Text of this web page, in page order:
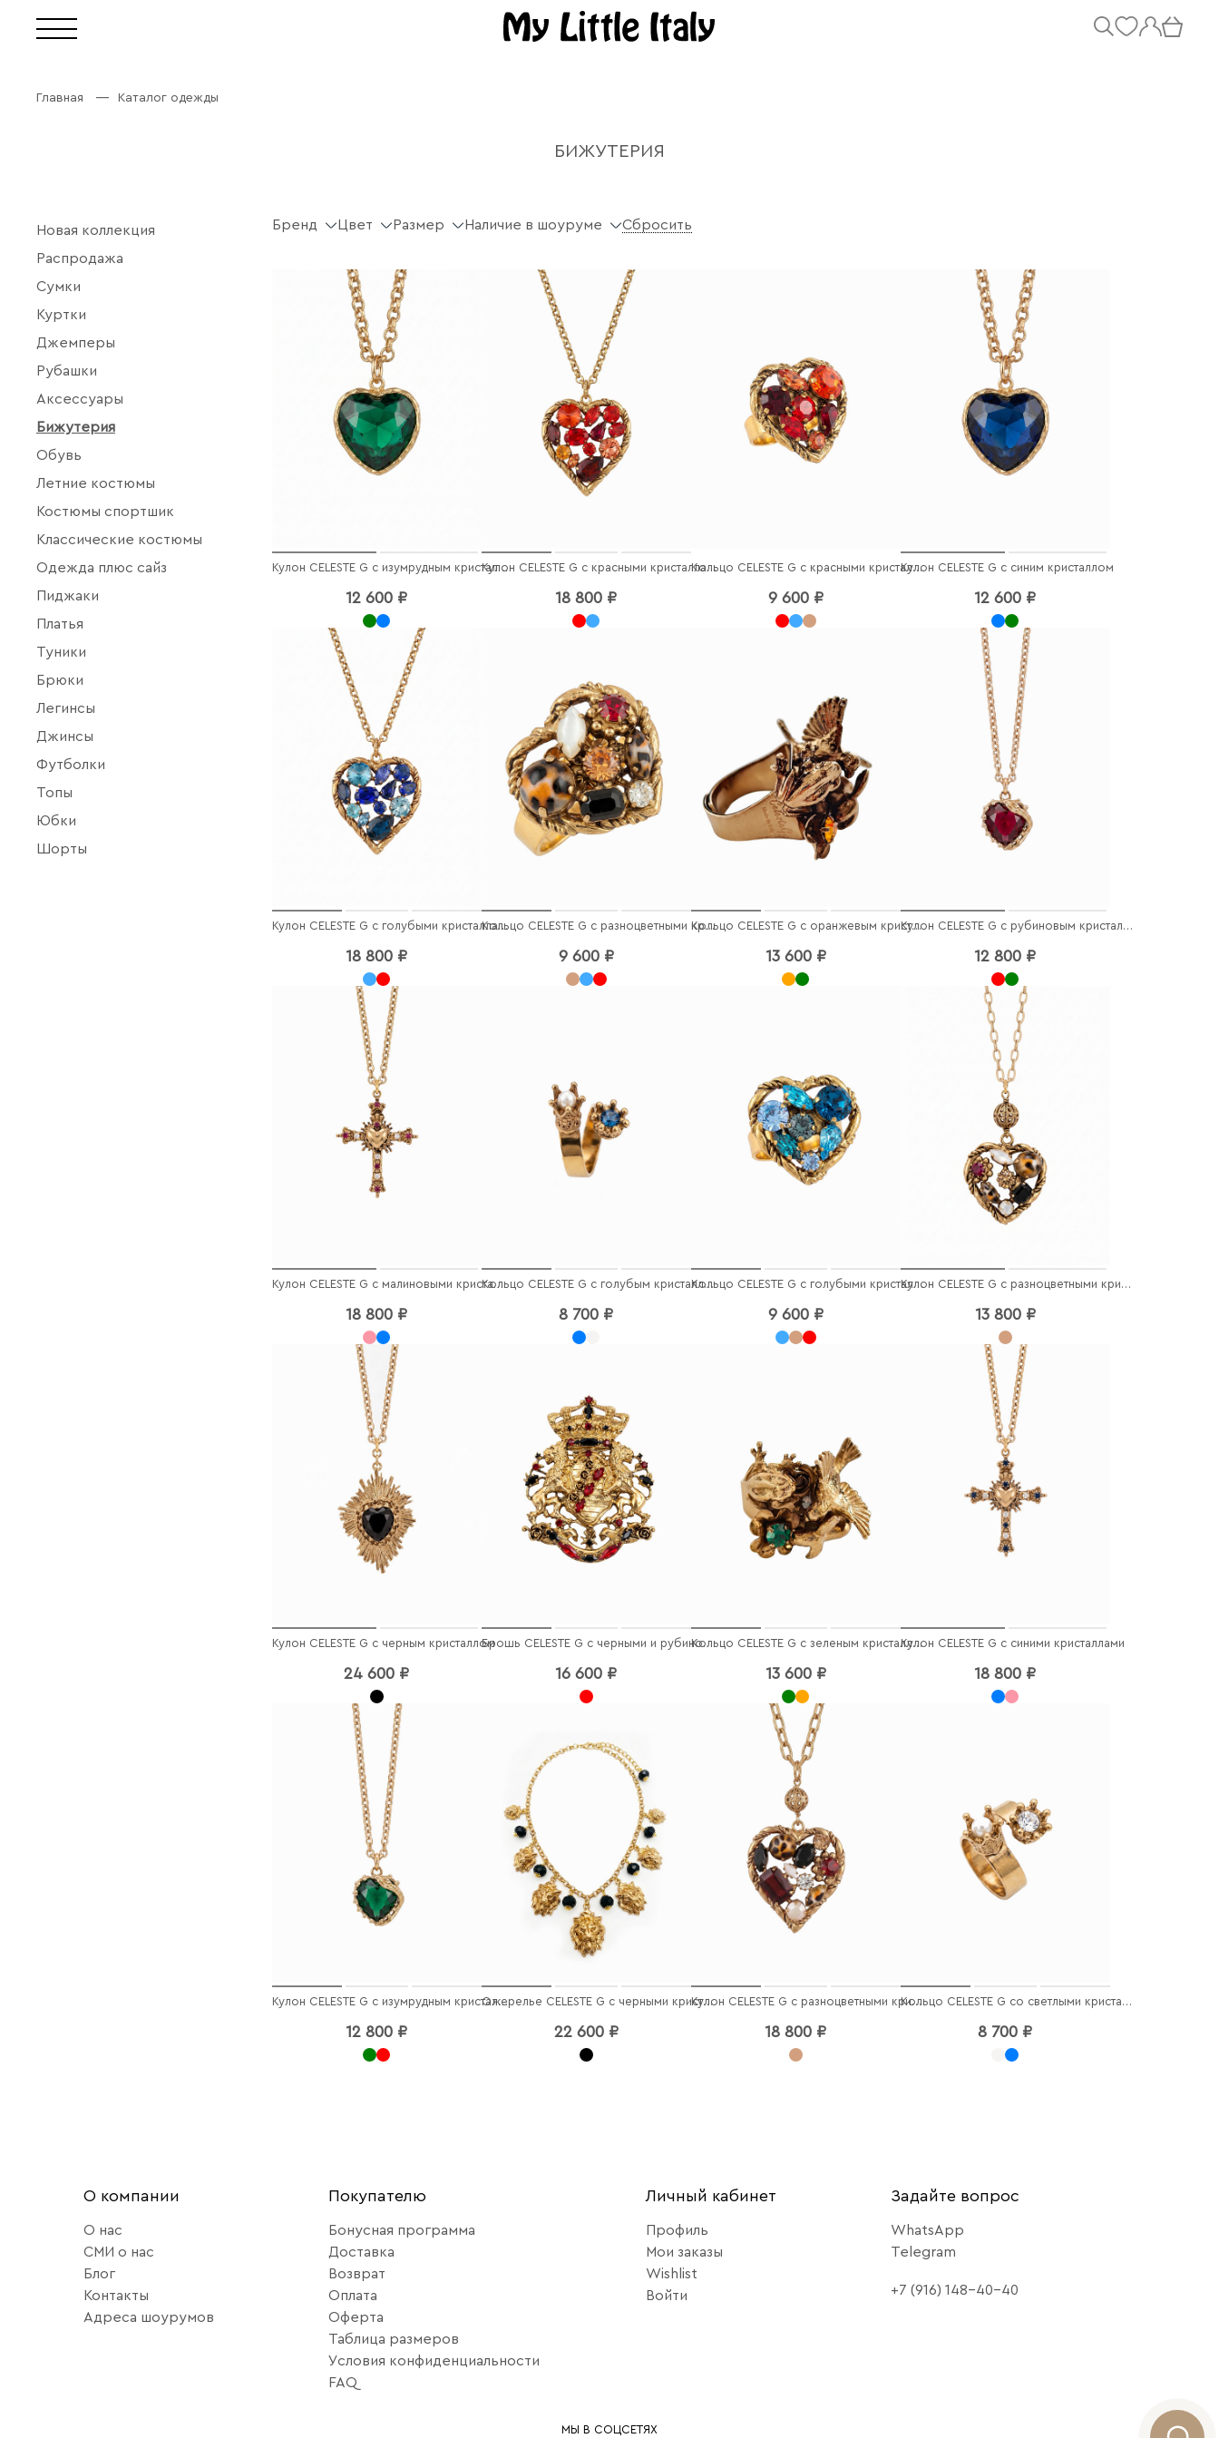
Главная Каталог одежды
БИЖУТЕРИЯ
Новая коллекция
Распродажа
Сумки
Куртки
Джемперы
Рубашки
Аксессуары
Бижутерия
Обувь
Летние костюмы
Костюмы спортшик
Классические костюмы
Одежда плюс сайз
Пиджаки
Платья
Туники
Брюки
Легинсы
Джинсы
Футболки
Топы
Юбки
Шорты
Бренд Цвет Размер Наличие в шоуруме Сбросить
Кулон CELESTE G с изумрудным кристаллом
12 600 ₽
Кулон CELESTE G с красными кристаллами
18 800 ₽
Кольцо CELESTE G с красными кристаллами
9 600 ₽
Кулон CELESTE G с синим кристаллом
12 600 ₽
Кулон CELESTE G с голубыми кристаллами
18 800 ₽
Кольцо CELESTE G с разноцветными кристаллами
9 600 ₽
Кольцо CELESTE G с оранжевым кристаллом
13 600 ₽
Кулон CELESTE G с рубиновым кристаллом
12 800 ₽
Кулон CELESTE G с малиновыми кристаллами
18 800 ₽
Кольцо CELESTE G с голубым кристаллом
8 700 ₽
Кольцо CELESTE G с голубыми кристаллами
9 600 ₽
Кулон CELESTE G с разноцветными кристаллами
13 800 ₽
Кулон CELESTE G с черным кристаллом
24 600 ₽
Брошь CELESTE G с черными и рубиновыми кристаллами
16 600 ₽
Кольцо CELESTE G с зеленым кристаллом
13 600 ₽
Кулон CELESTE G с синими кристаллами
18 800 ₽
Кулон CELESTE G с изумрудным кристаллом
12 800 ₽
Ожерелье CELESTE G с черными кристаллами
22 600 ₽
Кулон CELESTE G с разноцветными кристаллами
18 800 ₽
Кольцо CELESTE G со светлыми кристаллами
8 700 ₽
О компании
О нас
СМИ о нас
Блог
Контакты
Адреса шоурумов
Покупателю
Бонусная программа
Доставка
Возврат
Оплата
Оферта
Таблица размеров
Условия конфиденциальности
FAQ
Личный кабинет
Профиль
Мои заказы
Wishlist
Войти
Задайте вопрос
WhatsApp
Telegram
+7 (916) 148-40-40
МЫ В СОЦСЕТЯХ